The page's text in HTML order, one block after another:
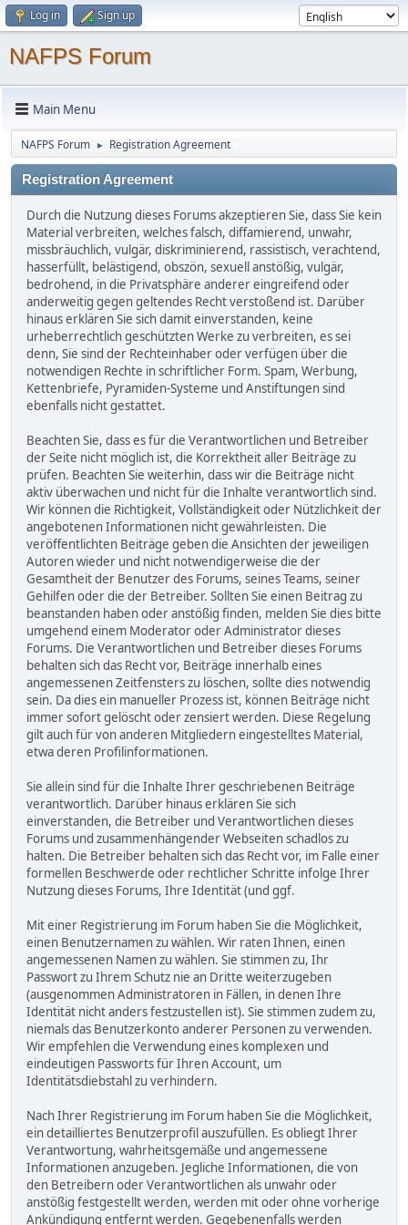
Log in Sign up
NAFPS Forum
Main Menu
NAFPS Forum ► Registration Agreement
Registration Agreement
Durch die Nutzung dieses Forums akzeptieren Sie, dass Sie kein
Material verbreiten, welches falsch, diffamierend, unwahr,
missbräuchlich, vulgär, diskriminierend, rassistisch, verachtend,
hasserfüllt, belästigend, obszön, sexuell anstößig, vulgär,
bedrohend, in die Privatsphäre anderer eingreifend oder
anderweitig gegen geltendes Recht verstoßend ist. Darüber
hinaus erklären Sie sich damit einverstanden, keine
urheberrechtlich geschützten Werke zu verbreiten, es sei
denn, Sie sind der Rechteinhaber oder verfügen über die
notwendigen Rechte in schriftlicher Form. Spam, Werbung,
Kettenbriefe, Pyramiden-Systeme und Anstiftungen sind
ebenfalls nicht gestattet.
Beachten Sie, dass es für die Verantwortlichen und Betreiber
der Seite nicht möglich ist, die Korrektheit aller Beiträge zu
prüfen. Beachten Sie weiterhin, dass wir die Beiträge nicht
aktiv überwachen und nicht für die Inhalte verantwortlich sind.
Wir können die Richtigkeit, Vollständigkeit oder Nützlichkeit der
angebotenen Informationen nicht gewährleisten. Die
veröffentlichten Beiträge geben die Ansichten der jeweiligen
Autoren wieder und nicht notwendigerweise die der
Gesamtheit der Benutzer des Forums, seines Teams, seiner
Gehilfen oder die der Betreiber. Sollten Sie einen Beitrag zu
beanstanden haben oder anstößig finden, melden Sie dies bitte
umgehend einem Moderator oder Administrator dieses
Forums. Die Verantwortlichen und Betreiber dieses Forums
behalten sich das Recht vor, Beiträge innerhalb eines
angemessenen Zeitfensters zu löschen, sollte dies notwendig
sein. Da dies ein manueller Prozess ist, können Beiträge nicht
immer sofort gelöscht oder zensiert werden. Diese Regelung
gilt auch für von anderen Mitgliedern eingestelltes Material,
etwa deren Profilinformationen.
Sie allein sind für die Inhalte Ihrer geschriebenen Beiträge
verantwortlich. Darüber hinaus erklären Sie sich
einverstanden, die Betreiber und Verantwortlichen dieses
Forums und zusammenhängender Webseiten schadlos zu
halten. Die Betreiber behalten sich das Recht vor, im Falle einer
formellen Beschwerde oder rechtlicher Schritte infolge Ihrer
Nutzung dieses Forums, Ihre Identität (und ggf.
Mit einer Registrierung im Forum haben Sie die Möglichkeit,
einen Benutzernamen zu wählen. Wir raten Ihnen, einen
angemessenen Namen zu wählen. Sie stimmen zu, Ihr
Passwort zu Ihrem Schutz nie an Dritte weiterzugeben
(ausgenommen Administratoren in Fällen, in denen Ihre
Identität nicht anders festzustellen ist). Sie stimmen zudem zu,
niemals das Benutzerkonto anderer Personen zu verwenden.
Wir empfehlen die Verwendung eines komplexen und
eindeutigen Passworts für Ihren Account, um
Identitätsdiebstahl zu verhindern.
Nach Ihrer Registrierung im Forum haben Sie die Möglichkeit,
ein detailliertes Benutzerprofil auszufüllen. Es obliegt Ihrer
Verantwortung, wahrheitsgemäße und angemessene
Informationen anzugeben. Jegliche Informationen, die von
den Betreibern oder Verantwortlichen als unwahr oder
anstößig festgestellt werden, werden mit oder ohne vorherige
Ankündigung entfernt werden. Gegebenenfalls werden